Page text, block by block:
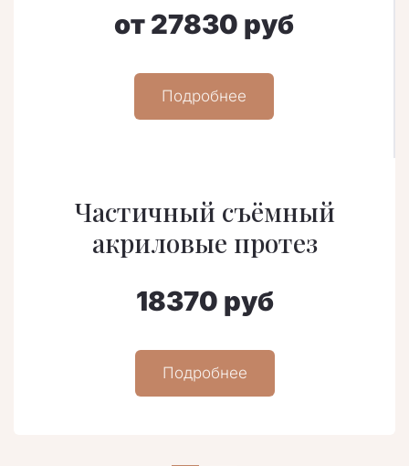
от 27830 руб
Подробнее
Частичный съёмный
акриловые протез
18370 руб
Подробнее